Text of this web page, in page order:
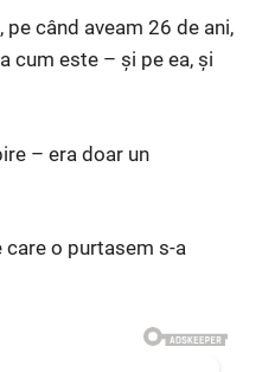
când aveam 26 de ani,
cum este – și pe ea, și
– era doar un
care o purtasem s-a